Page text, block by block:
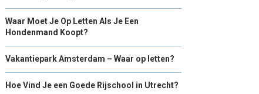
Waar Moet Je Op Letten Als Je Een
Hondenmand Koopt?
Vakantiepark Amsterdam – Waar op letten?
Hoe Vind Je een Goede Rijschool in Utrecht?